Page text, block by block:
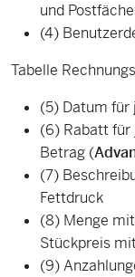
und
(4)
Tabelle
(5) Datum für
(6) Rabatt für
Betrag (
(7)
Fettdruck
(8) Menge
Stückpreis
(9)